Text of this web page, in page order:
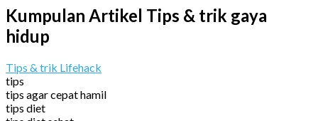
Kumpulan Artikel Tips & trik gaya
hidup
Tips & trik Lifehack
tips
tips agar cepat hamil
tips diet